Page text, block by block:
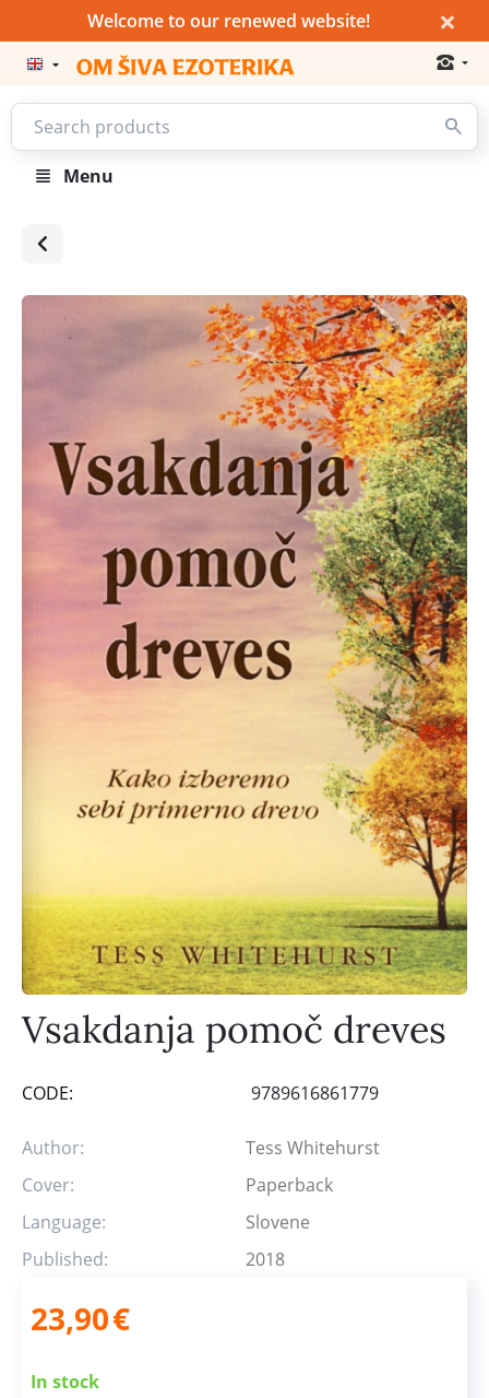
Welcome to our renewed website! ×
Menu
Vsakdanja pomoč dreves
CODE: 9789616861779
Author:
Tess Whitehurst
Cover:
Paperback
Language:
Slovene
Published:
2018
23,90€
In stock